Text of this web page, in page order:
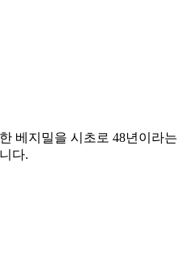
베지밀을 시초로 48년이라
다.